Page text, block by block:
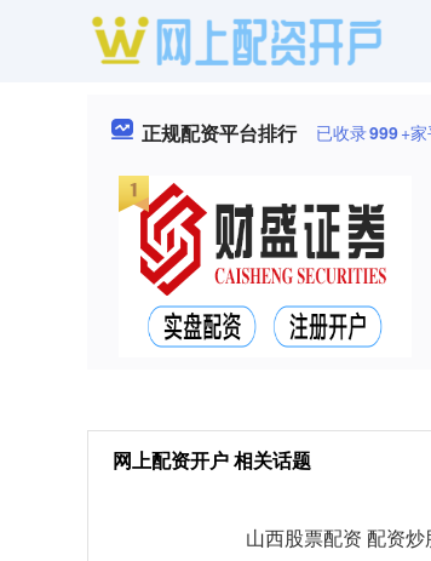
正规配资平台排行 已收录999+
网上配资开户 相关话题
山西股票配资 配资